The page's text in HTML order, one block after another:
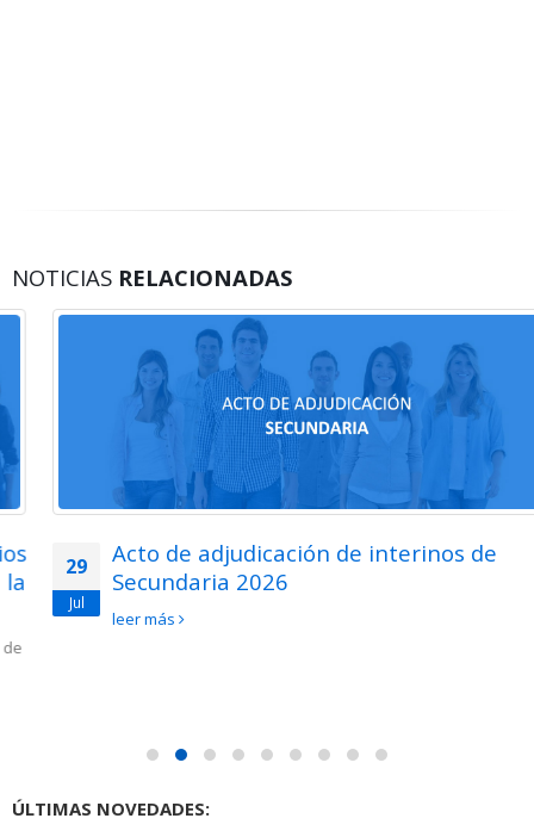
NOTICIAS RELACIONADAS
29
Acto de adjudicación de interinos de
Secundaria 2026
leer más
ÚLTIMAS NOVEDADES: